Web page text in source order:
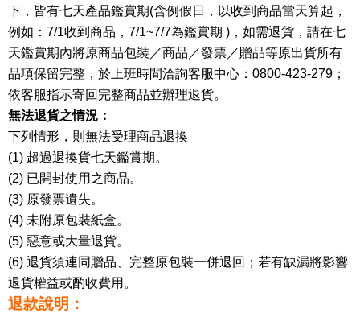
下，皆有七天產品鑑賞期(含例假日，以收到商品當天算起，
例如：7/1收到商品，7/1~7/7為鑑賞期 )，如需退貨，請在七
天鑑賞期內將原商品包裝／商品／發票／贈品等原出貨所有
品項保留完整，於上班時間洽詢客服中心：0800-423-279；
依客服指示寄回完整商品並辦理退貨。
無法退貨之情況：
下列情形，則無法受理商品退換
(1) 超過退換貨七天鑑賞期。
(2) 已開封使用之商品。
(3) 原發票遺失。
(4) 未附原包裝紙盒。
(5) 惡意或大量退貨。
(6) 退貨須連同贈品、完整原包裝一併退回；若有缺漏將影響
退貨權益或酌收費用。
退款說明：